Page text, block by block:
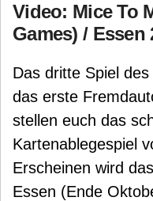
Video: Mice To
Games) / Essen
Das dritte Spiel
das erste
stellen euch das
Kartenablegespiel
Erscheinen wird
Essen (Ende